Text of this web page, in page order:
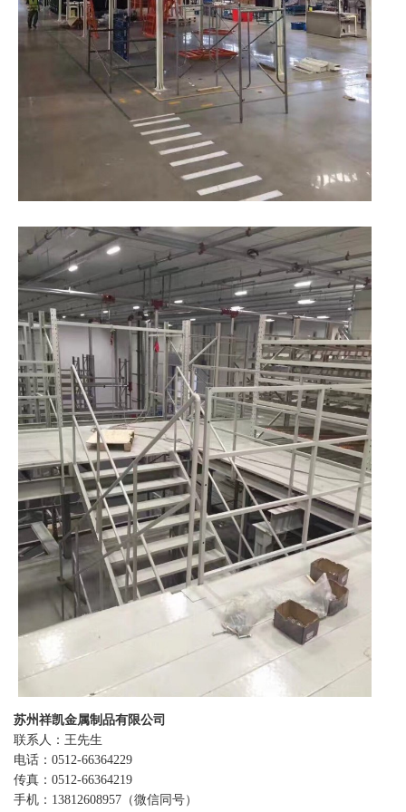
苏州祥凯金属制品有限公司
联系人：王先生
电话： 0512-66364229
传真：0512-66364219
手机： 13812608957（微信同号）